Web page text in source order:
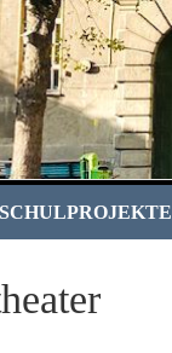
SCHULPROJEKTE